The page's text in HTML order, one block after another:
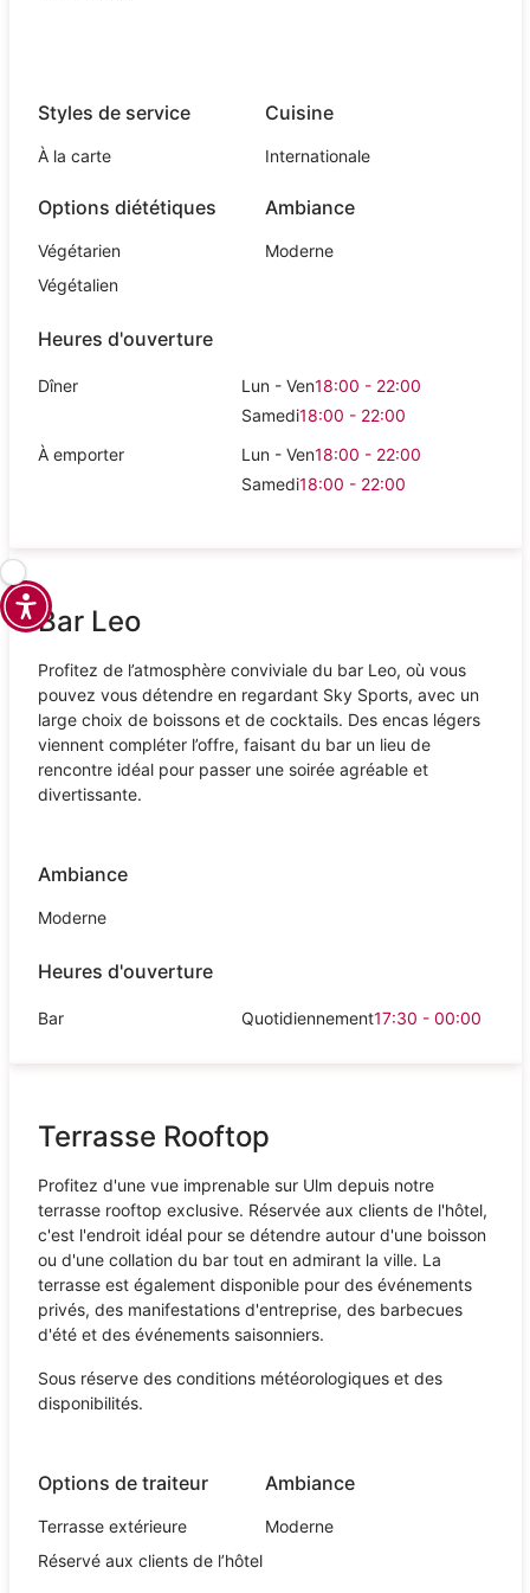
Styles de service
À la carte
Cuisine
Internationale
Options diététiques
Végétarien
Végétalien
Ambiance
Moderne
Heures d'ouverture
Dîner Lun - Ven18:00 - 22:00
Samedi18:00 - 22:00
À emporter
Lun - Ven18:00 - 22:00
Samedi18:00 - 22:00
Bar Leo
Profitez de l’atmosphère conviviale du bar Leo, où vous
pouvez vous détendre en regardant Sky Sports, avec un
large choix de boissons et de cocktails. Des encas légers
viennent compléter l’offre, faisant du bar un lieu de
rencontre idéal pour passer une soirée agréable et
divertissante.
Ambiance
Moderne
Heures d'ouverture
Bar Quotidiennement17:30 - 00:00
Terrasse Rooftop
Profitez d'une vue imprenable sur Ulm depuis notre
terrasse rooftop exclusive. Réservée aux clients de l'hôtel,
c'est l'endroit idéal pour se détendre autour d'une boisson
ou d'une collation du bar tout en admirant la ville. La
terrasse est également disponible pour des événements
privés, des manifestations d'entreprise, des barbecues
d'été et des événements saisonniers.
Sous réserve des conditions météorologiques et des
disponibilités.
Options de traiteur
Terrasse extérieure
Réservé aux clients de l’hôtel
Ambiance
Moderne